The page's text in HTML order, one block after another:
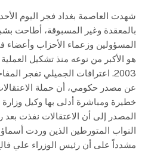
شهدت العاصمة بغداد فجر اليوم
بالمعقدة وغير المسبوقة، أطاحت
المسؤولين وزعماء الأحزاب
هو الأكبر من نوعه منذ تشكيل
2003. اعترافات الجميلي تفجر
عن مصدر حكومي، أن حملة
خطيرة ومباشرة أدلى بها وكيل وزارة
المصدر إلى أن الاعتقالات نفذت بعد
النواب المتورطين الذين وردت
مشدداً على أن رئيس الوزراء علي